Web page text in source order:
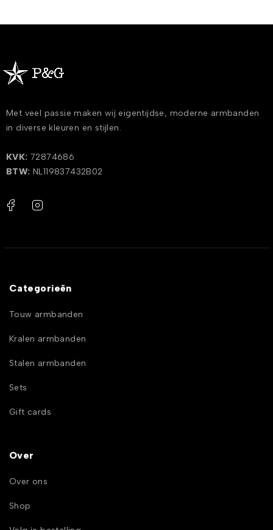
Met veel passie maken wij eigentijdse, moderne armbanden
in diverse kleuren en stijlen.
KVK: 72874686
BTW: NL119837432B02
Categorieën
Touw armbanden
Kralen armbanden
Stalen armbanden
Sets
Gift cards
Over
Over ons
Shop